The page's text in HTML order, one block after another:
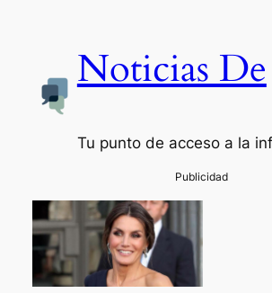
Noticias De
Tu punto de acceso a la